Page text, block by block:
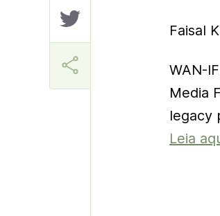
Faisal
WAN-
Media
legacy
Leia